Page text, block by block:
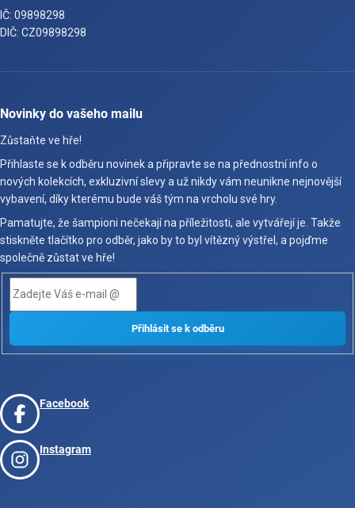
IČ: 09898298
DIČ: CZ09898298
Novinky do vašeho mailu
Zůstaňte ve hře!
Přihlaste se k odběru novinek a připravte se na přednostní info o
nových kolekcích, exkluzivní slevy a už nikdy vám neunikne nejnovější
vybavení, díky kterému bude váš tým na vrcholu své hry.
Pamatujte, že šampioni nečekají na příležitosti, ale vytvářejí je. Takže
stiskněte tlačítko pro odběr, jako by to byl vítězný výstřel, a pojďme
společně zůstat ve hře!
Facebook
Instagram